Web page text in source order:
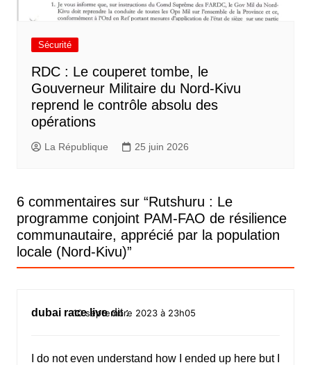
Sécurité
RDC : Le couperet tombe, le
Gouverneur Militaire du Nord-Kivu
reprend le contrôle absolu des
opérations
La République 25 juin 2026
6 commentaires sur “Rutshuru : Le
programme conjoint PAM-FAO de résilience
communautaire, apprécié par la population
locale (Nord-Kivu)”
dubai race live dit :
10 septembre 2023 à 23h05
I do not even understand how I ended up here but I